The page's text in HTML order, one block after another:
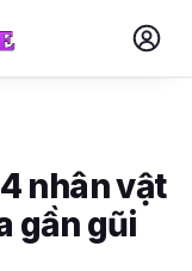
nhân vật
gần gũi